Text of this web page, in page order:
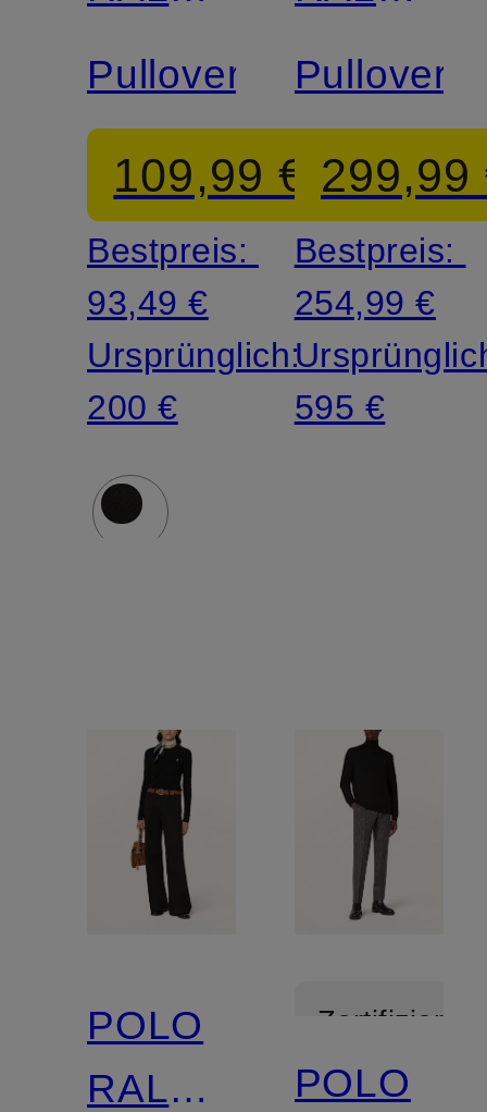
LAUREN
Pullover
109,99 €
Bestpreis:
93,49 €
Ursprünglich:
200 €
LAUREN
Pullover
299,99
Bestpreis:
254,99 €
595 €
POLO
RALPH
Zertifiziert
POLO